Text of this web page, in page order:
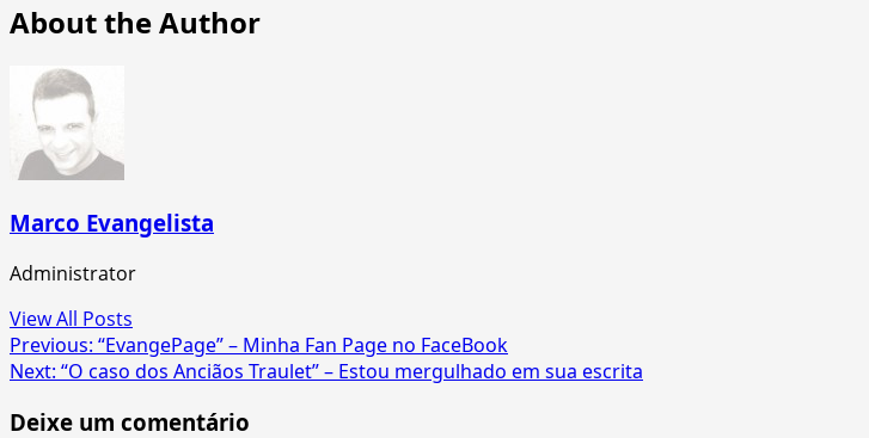
About the Author
Marco Evangelista
Administrator
View All Posts
Post
navigation
Previous: “EvangePage” – Minha Fan Page no FaceBook
Next: “O caso dos Anciãos Traulet” – Estou mergulhado em sua escrita
Deixe um comentário